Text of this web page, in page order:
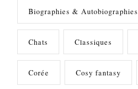
Biographies & Autobiographies
Chats Classiques
Corée Cosy fantasy